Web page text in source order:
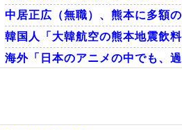
中居正広（無職）、熊本に多額
韓国人「大韓航空の熊本地震飲
海外「日本のアニメの中でも、
海外の反応：熊本の病院で手術